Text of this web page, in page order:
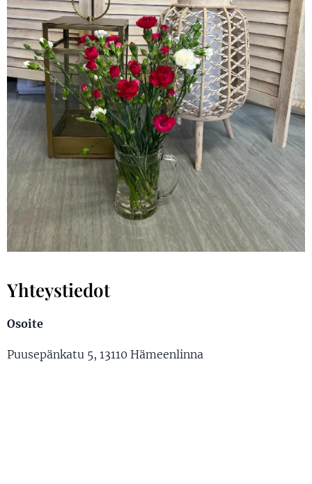
Yhteystiedot
Osoite
Puusepänkatu 5, 13110 Hämeenlinna